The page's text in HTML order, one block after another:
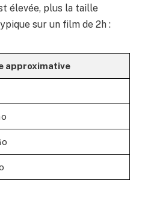
élevée, plus la taille
sur un film de 2h :
approximative